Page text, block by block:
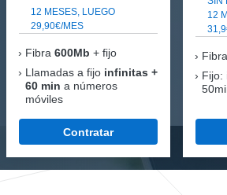
12 MESES, LUEGO
29,90€/MES
Fibra 600Mb + fijo
Llamadas a fijo infinitas +
60 min a números
móviles
Contratar
12
Fibra
Fijo: